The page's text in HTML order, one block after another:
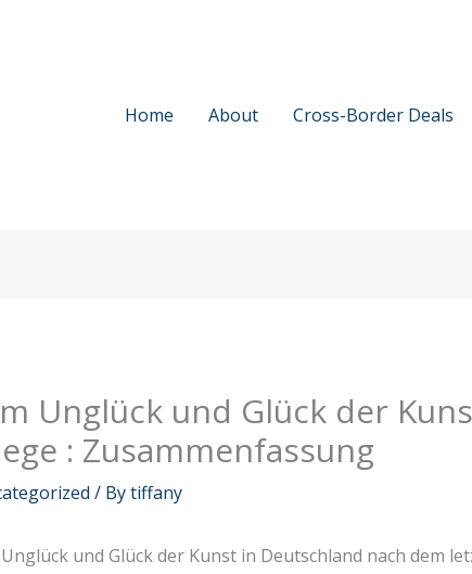
Home
About Cross-Border Deals
Unglück und Glück der
: Zusammenfassung
/ Bytiffany
und Glück der Kunst in Deutschland nach dem